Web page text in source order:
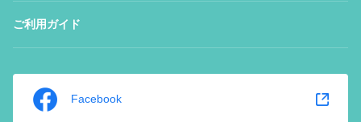
ご利用ガイド
Facebook